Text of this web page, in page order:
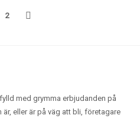
2
med grymma erbjudanden på
eller är på väg att bli, företagare